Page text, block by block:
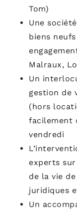
Tom)
Une
biens
Malraux,
Un
gestion de
(hors
facilement
vendredi
experts
de la vie
juridiques
Un